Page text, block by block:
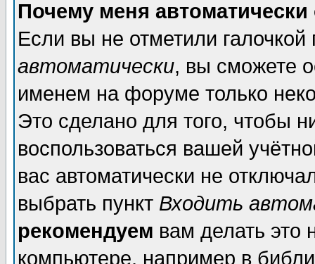
Почему меня автоматически
Если вы не отметили галочкой
автоматически, вы сможете
именем на форуме только
Это сделано для того, чтобы
воспользоваться вашей
вас автоматически не
выбрать пункт Входить
рекомендуем вам делать это
компьютере, например в